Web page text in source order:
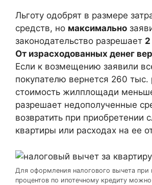
Льготу одобрят в размере
средств, но максимально
законодательство разрешает
От израсходованных денег
Если к возмещению заявили
покупателю вернется 260 тыс.
стоимость жилплощади
разрешает недополученные
возвратить при приобретении
квартиры или расходах на ее
Для оформления налогового вычета при
процентов по ипотечному кредиту